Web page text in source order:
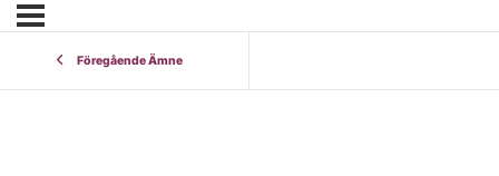
Föregående Ämne